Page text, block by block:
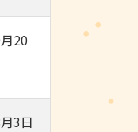
20
3日